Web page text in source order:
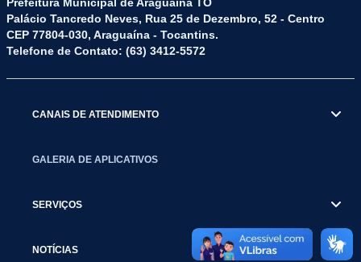
Palácio Tancredo Neves, Rua 25 de Dezembro, 52 - Centro
CEP 77804-030, Araguaína - Tocantins.
Telefone de Contato: (63) 3412-5572
CANAIS DE ATENDIMENTO
GALERIA DE APLICATIVOS
SERVIÇOS
NOTÍCIAS